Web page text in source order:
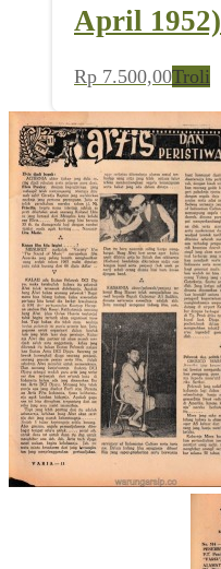
April 1952)
Rp 7.500,00Troli